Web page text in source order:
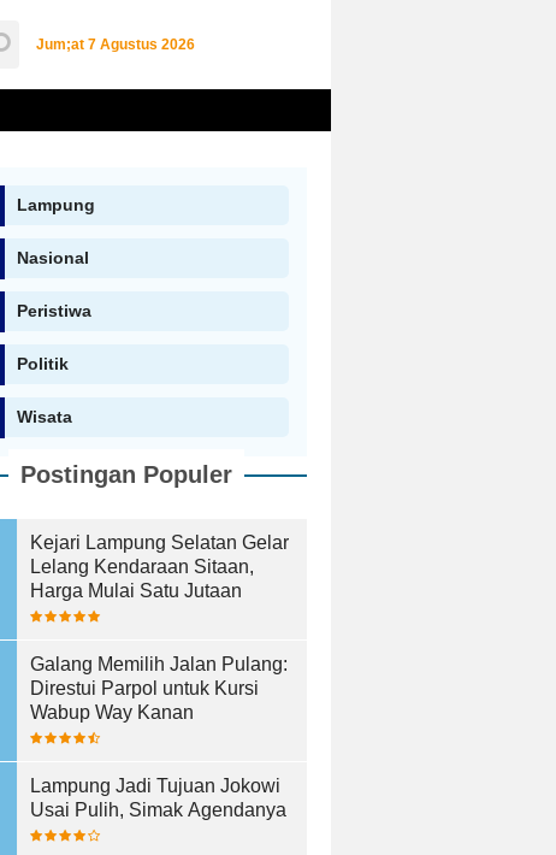
Jum;at 7 Agustus 2026
Lampung
Nasional
Peristiwa
Politik
Wisata
Postingan Populer
Kejari Lampung Selatan Gelar
Lelang Kendaraan Sitaan,
Harga Mulai Satu Jutaan
Galang Memilih Jalan Pulang:
Direstui Parpol untuk Kursi
Wabup Way Kanan
Lampung Jadi Tujuan Jokowi
Usai Pulih, Simak Agendanya